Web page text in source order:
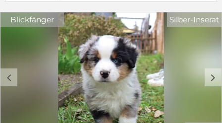
Blickfänger
c d
Silber-Inserat